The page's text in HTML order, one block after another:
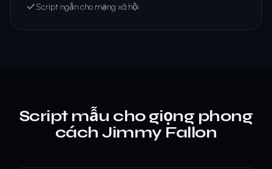
Script ngắn cho mạng xã hội
Script mẫu cho giọng phong
cách Jimmy Fallon